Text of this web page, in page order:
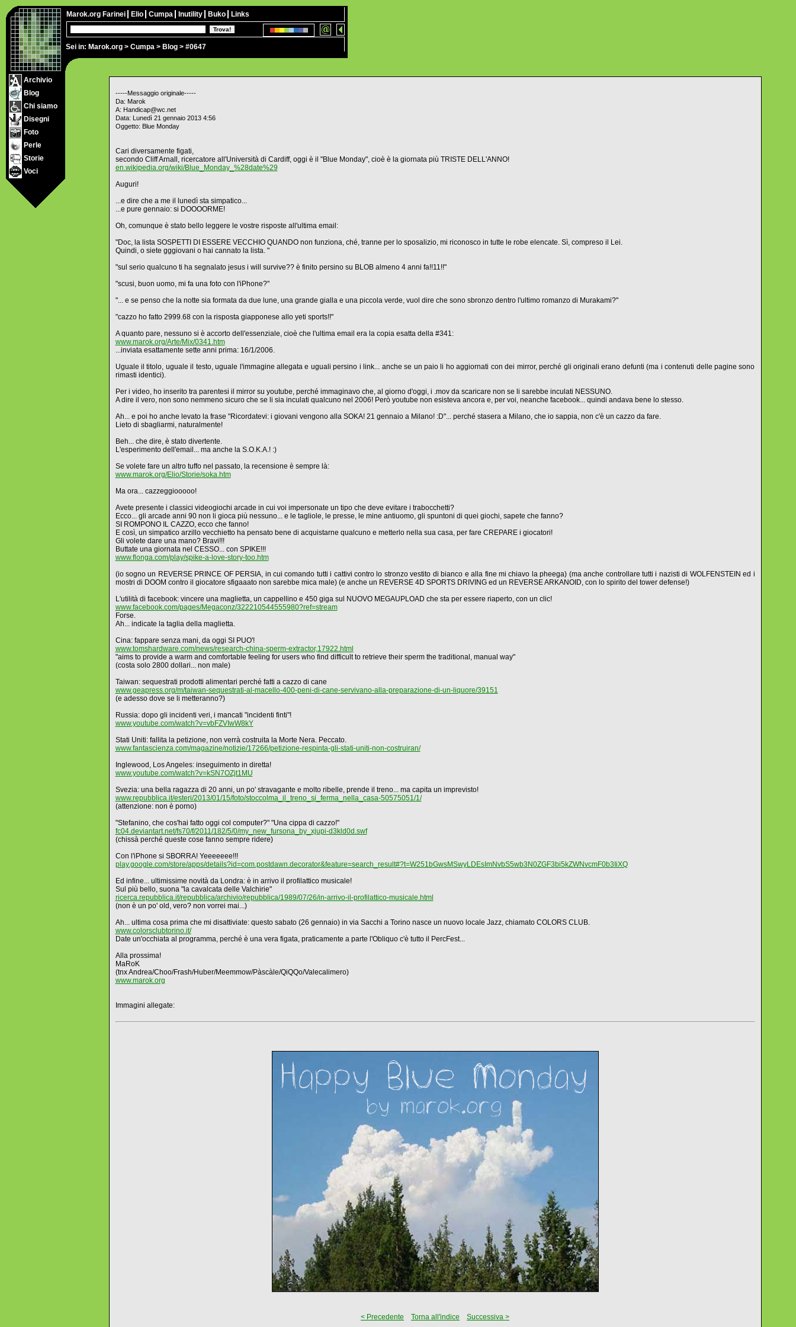
Sei in: Marok.org > Cumpa > Blog > #0647
Marok.org Farinei Elio Cumpa Inutility Buko Links
Archivio
Blog
Chi siamo
Disegni
Foto
Perle
Storie
Voci
-----Messaggio originale-----
Da: Marok
A: Handicap@wc.net
Data: Lunedì 21 gennaio 2013 4:56
Oggetto: Blue Monday
Cari diversamente figati,
secondo Cliff Arnall, ricercatore all'Università di Cardiff, oggi è il "Blue Monday", cioè è la giornata più TRISTE DELL'ANNO!
en.wikipedia.org/wiki/Blue_Monday_%28date%29
Auguri!
...e dire che a me il lunedì sta simpatico...
...e pure gennaio: si DOOOORME!
Oh, comunque è stato bello leggere le vostre risposte all'ultima email:
"Doc, la lista SOSPETTI DI ESSERE VECCHIO QUANDO non funziona, ché, tranne per lo sposalizio, mi riconosco in tutte le robe elencate. Sì, compreso il Lei.
Quindi, o siete gggiovani o hai cannato la lista. "
"sul serio qualcuno ti ha segnalato jesus i will survive?? è finito persino su BLOB almeno 4 anni fa!!11!!"
"scusi, buon uomo, mi fa una foto con l'iPhone?"
"... e se penso che la notte sia formata da due lune, una grande gialla e una piccola verde, vuol dire che sono sbronzo dentro l'ultimo romanzo di Murakami?"
"cazzo ho fatto 2999.68 con la risposta giapponese allo yeti sports!!"
A quanto pare, nessuno si è accorto dell'essenziale, cioè che l'ultima email era la copia esatta della #341:
www.marok.org/Arte/Mix/0341.htm
...inviata esattamente sette anni prima: 16/1/2006.
Uguale il titolo, uguale il testo, uguale l'immagine allegata e uguali persino i link... anche se un paio li ho aggiornati con dei mirror, perché gli originali erano defunti (ma i contenuti delle pagine sono
rimasti identici).
Per i video, ho inserito tra parentesi il mirror su youtube, perché immaginavo che, al giorno d'oggi, i .mov da scaricare non se li sarebbe inculati NESSUNO.
A dire il vero, non sono nemmeno sicuro che se li sia inculati qualcuno nel 2006! Però youtube non esisteva ancora e, per voi, neanche facebook... quindi andava bene lo stesso.
Ah... e poi ho anche levato la frase "Ricordatevi: i giovani vengono alla SOKA! 21 gennaio a Milano! :D"... perché stasera a Milano, che io sappia, non c'è un cazzo da fare.
Lieto di sbagliarmi, naturalmente!
Beh... che dire, è stato divertente.
L'esperimento dell'email... ma anche la S.O.K.A.! :)
Se volete fare un altro tuffo nel passato, la recensione è sempre là:
www.marok.org/Elio/Storie/soka.htm
Ma ora... cazzeggiooooo!
Avete presente i classici videogiochi arcade in cui voi impersonate un tipo che deve evitare i trabocchetti?
Ecco... gli arcade anni 90 non li gioca più nessuno... e le tagliole, le presse, le mine antiuomo, gli spuntoni di quei giochi, sapete che fanno?
SI ROMPONO IL CAZZO, ecco che fanno!
E così, un simpatico arzillo vecchietto ha pensato bene di acquistarne qualcuno e metterlo nella sua casa, per fare CREPARE i giocatori!
Gli volete dare una mano? Bravi!!!
Buttate una giornata nel CESSO... con SPIKE!!!
www.flonga.com/play/spike-a-love-story-too.htm
(io sogno un REVERSE PRINCE OF PERSIA, in cui comando tutti i cattivi contro lo stronzo vestito di bianco e alla fine mi chiavo la pheega) (ma anche controllare tutti i nazisti di WOLFENSTEIN ed i
mostri di DOOM contro il giocatore sfigaaato non sarebbe mica male) (e anche un REVERSE 4D SPORTS DRIVING ed un REVERSE ARKANOID, con lo spirito del tower defense!)
L'utilità di facebook: vincere una maglietta, un cappellino e 450 giga sul NUOVO MEGAUPLOAD che sta per essere riaperto, con un clic!
www.facebook.com/pages/Megaconz/322210544555980?ref=stream
Forse.
Ah... indicate la taglia della maglietta.
Cina: fappare senza mani, da oggi SI PUO'!
www.tomshardware.com/news/research-china-sperm-extractor,17922.html
"aims to provide a warm and comfortable feeling for users who find difficult to retrieve their sperm the traditional, manual way"
(costa solo 2800 dollari... non male)
Taiwan: sequestrati prodotti alimentari perché fatti a cazzo di cane
www.geapress.org/m/taiwan-sequestrati-al-macello-400-peni-di-cane-servivano-alla-preparazione-di-un-liquore/39151
(e adesso dove se li metteranno?)
Russia: dopo gli incidenti veri, i mancati "incidenti finti"!
www.youtube.com/watch?v=vbFZVIwW8kY
Stati Uniti: fallita la petizione, non verrà costruita la Morte Nera. Peccato.
www.fantascienza.com/magazine/notizie/17266/petizione-respinta-gli-stati-uniti-non-costruiran/
Inglewood, Los Angeles: inseguimento in diretta!
www.youtube.com/watch?v=kSN7OZjt1MU
Svezia: una bella ragazza di 20 anni, un po' stravagante e molto ribelle, prende il treno... ma capita un imprevisto!
www.repubblica.it/esteri/2013/01/15/foto/stoccolma_il_treno_si_ferma_nella_casa-50575051/1/
(attenzione: non è porno)
"Stefanino, che cos'hai fatto oggi col computer?" "Una cippa di cazzo!"
fc04.deviantart.net/fs70/f/2011/182/5/0/my_new_fursona_by_xjupi-d3kld0d.swf
(chissà perché queste cose fanno sempre ridere)
Con l'iPhone si SBORRA! Yeeeeeee!!!
play.google.com/store/apps/details?id=com.postdawn.decorator&feature=search_result#?t=W251bGwsMSwyLDEsImNvbS5wb3N0ZGF3bi5kZWNvcmF0b3IiXQ
Ed infine... ultimissime novità da Londra: è in arrivo il profilattico musicale!
Sul più bello, suona "la cavalcata delle Valchirie"
ricerca.repubblica.it/repubblica/archivio/repubblica/1989/07/26/in-arrivo-il-profilattico-musicale.html
(non è un po' old, vero? non vorrei mai...)
Ah... ultima cosa prima che mi disattiviate: questo sabato (26 gennaio) in via Sacchi a Torino nasce un nuovo locale Jazz, chiamato COLORS CLUB.
www.colorsclubtorino.it/
Date un'occhiata al programma, perché è una vera figata, praticamente a parte l'Obliquo c'è tutto il PercFest...
Alla prossima!
MaRoK
(tnx Andrea/Choo/Frash/Huber/Meemmow/Pàscàle/QiQQo/Valecalimero)
www.marok.org
Immagini allegate:
< Precedente Torna all'indice Successiva >